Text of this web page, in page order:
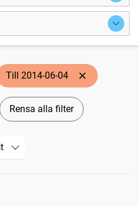
Till 2014-06-04
Rensa alla filter